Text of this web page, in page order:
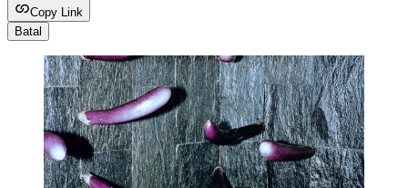
Copy Link
Batal